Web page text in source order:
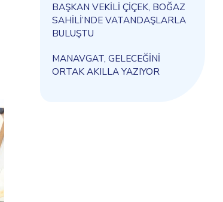
BAŞKAN VEKİLİ ÇİÇEK, BOĞAZ
SAHİLİ’NDE VATANDAŞLARLA
BULUŞTU
MANAVGAT, GELECEĞİNİ
ORTAK AKILLA YAZIYOR